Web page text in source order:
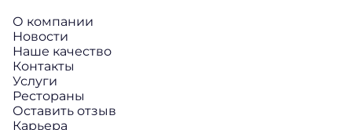
О компании
Новости
Наше качество
Контакты
Услуги
Рестораны
Оставить отзыв
Карьера